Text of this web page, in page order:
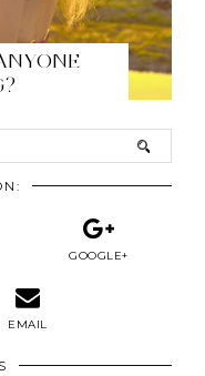
GOOGLE+
EMAIL